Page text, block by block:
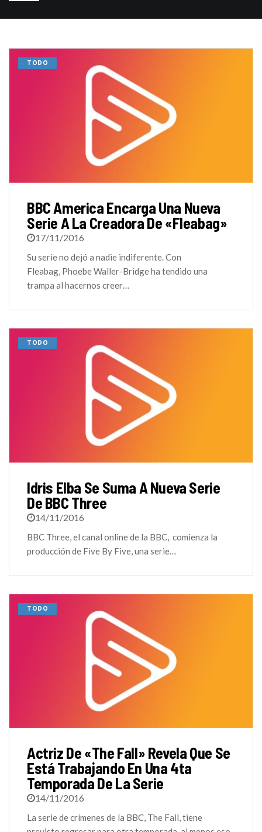
TODO
BBC America Encarga Una Nueva
Serie A La Creadora De «Fleabag»
17/11/2016
Su serie no dejó a nadie indiferente. Con
Fleabag, Phoebe Waller-Bridge ha tendido una
trampa al hacernos creer…
TODO
Idris Elba Se Suma A Nueva Serie
De BBC Three
14/11/2016
BBC Three, el canal online de la BBC, comienza la
producción de Five By Five, una serie…
TODO
Actriz De «The Fall» Revela Que Se
Está Trabajando En Una 4ta
Temporada De La Serie
14/11/2016
La serie de crímenes de la BBC, The Fall, tiene